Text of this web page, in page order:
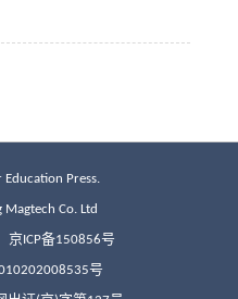
Press.
Co. Ltd
京ICP备150856号
号